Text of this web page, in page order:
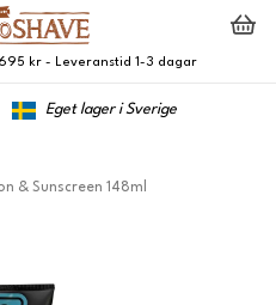
kr - Leveranstid 1-3 dagar
Eget lager i Sverige
& Sunscreen 148ml